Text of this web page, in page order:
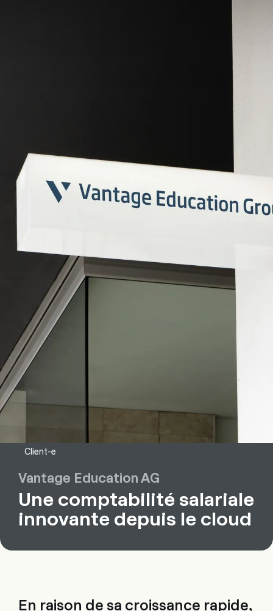
Client-e
Vantage Education AG
Une comptabilité salariale
innovante depuis le cloud
En raison de sa croissance rapide,